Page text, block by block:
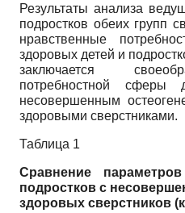
Результаты анализа
подростков обеих групп
нравственные
здоровых детей и
заключается
потребностной
несовершенным
здоровыми сверстниками.
Таблица 1
Сравнение
подростков с
здоровых сверстников